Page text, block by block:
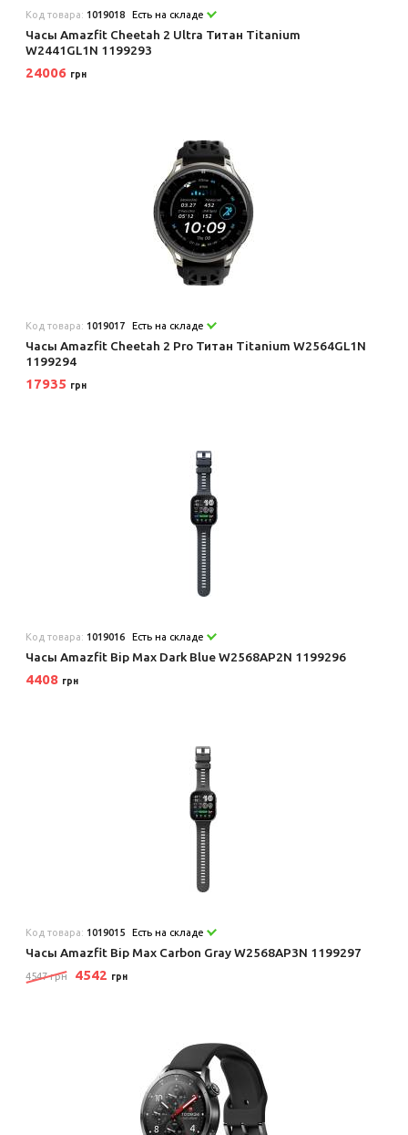
Код товара: 1019018 Есть на складе
Часы Amazfit Cheetah 2 Ultra Титан Titanium
W2441GL1N 1199293
24006 грн
Код товара: 1019017 Есть на складе
Часы Amazfit Cheetah 2 Pro Титан Titanium W2564GL1N
1199294
17935 грн
Код товара: 1019016 Есть на складе
Часы Amazfit Bip Max Dark Blue W2568AP2N 1199296
4408 грн
Код товара: 1019015 Есть на складе
Часы Amazfit Bip Max Carbon Gray W2568AP3N 1199297
4547 грн 4542 грн